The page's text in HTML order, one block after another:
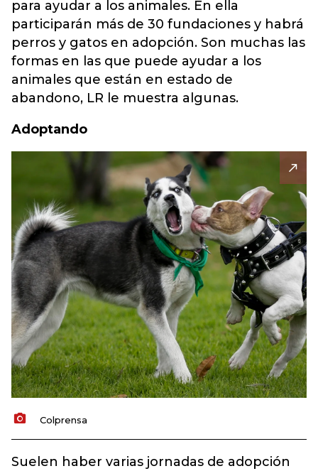
para ayudar a los animales. En ella
participarán más de 30 fundaciones y habrá
perros y gatos en adopción. Son muchas las
formas en las que puede ayudar a los
animales que están en estado de
abandono, LR le muestra algunas.
Adoptando
Colprensa
Suelen haber varias jornadas de adopción